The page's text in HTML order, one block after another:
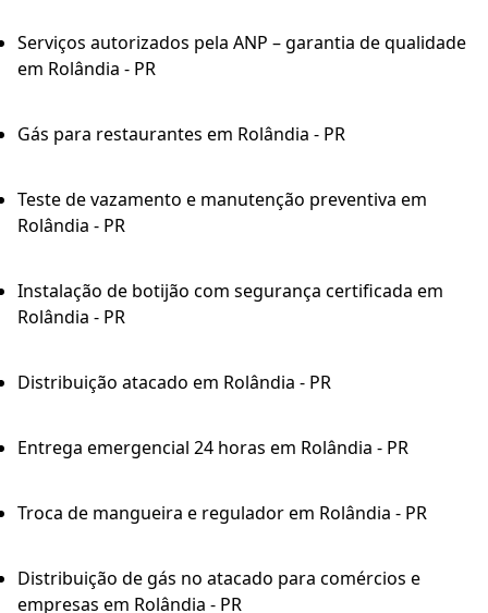
Serviços autorizados pela ANP – garantia de qualidade
em Rolândia - PR
Gás para restaurantes em Rolândia - PR
Teste de vazamento e manutenção preventiva em
Rolândia - PR
Instalação de botijão com segurança certificada em
Rolândia - PR
Distribuição atacado em Rolândia - PR
Entrega emergencial 24 horas em Rolândia - PR
Troca de mangueira e regulador em Rolândia - PR
Distribuição de gás no atacado para comércios e
empresas em Rolândia - PR